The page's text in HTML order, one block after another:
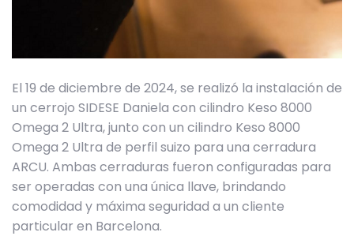
El 19 de diciembre de 2024, se realizó la instalación de
un cerrojo SIDESE Daniela con cilindro Keso 8000
Omega 2 Ultra, junto con un cilindro Keso 8000
Omega 2 Ultra de perfil suizo para una cerradura
ARCU. Ambas cerraduras fueron configuradas para
ser operadas con una única llave, brindando
comodidad y máxima seguridad a un cliente
particular en Barcelona.